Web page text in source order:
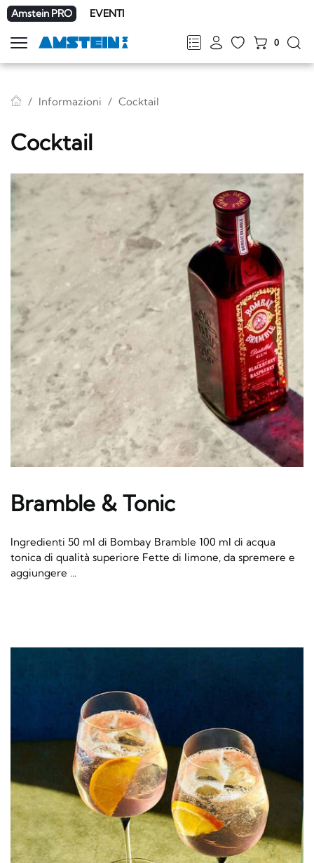
Amstein PRO EVENTI
FRDEENIT
0
Mostra
la
Informazioni
Cocktail
Cocktail
Bramble & Tonic
Ingredienti 50 ml di Bombay Bramble 100 ml di acqua
tonica di qualità superiore Fette di limone, da spremere e
aggiungere ...